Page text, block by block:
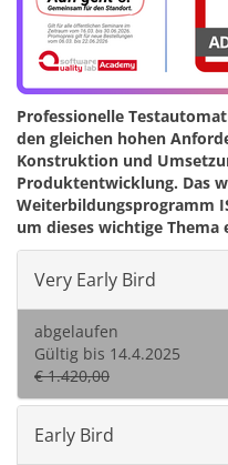
Professionelle
den gleichen hohen
Konstruktion und
Produktentwicklung. Das
Weiterbildungsprogramm
um dieses wichtige Thema
Very Early Bird
abgelaufen
Gültig bis 14.4.2025
€ 1.420,00
Early Bird